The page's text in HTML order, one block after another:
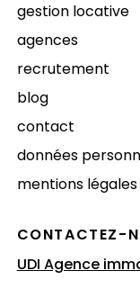
gestion locative
agences
recrutement
blog
contact
données
mentions légales
CONTACTEZ-
UDI Agence